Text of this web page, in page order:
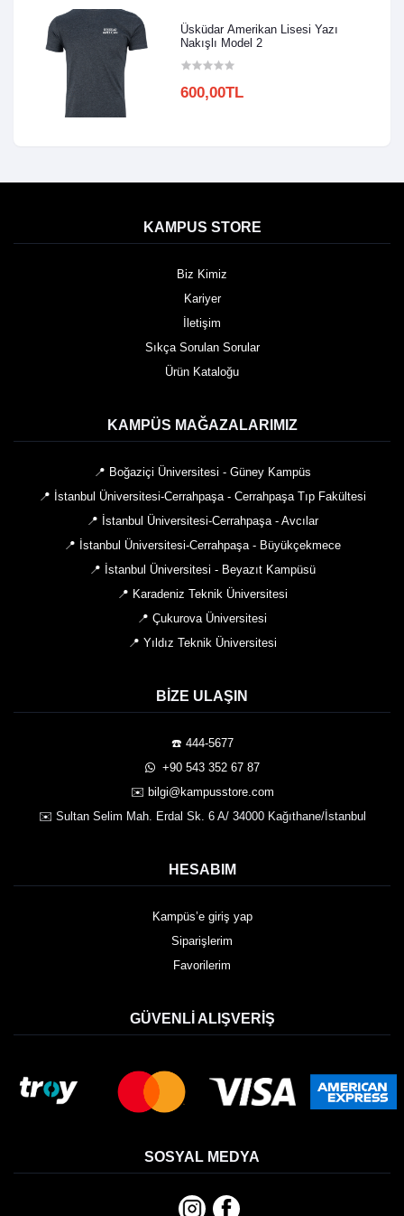
Üsküdar Amerikan Lisesi Yazı
Nakışlı Model 2
600,00TL
KAMPUS STORE
Biz Kimiz
Kariyer
İletişim
Sıkça Sorulan Sorular
Ürün Kataloğu
KAMPÜS MAĞAZALARIMIZ
📍 Boğaziçi Üniversitesi - Güney Kampüs
📍 İstanbul Üniversitesi-Cerrahpaşa - Cerrahpaşa Tıp Fakültesi
📍 İstanbul Üniversitesi-Cerrahpaşa - Avcılar
📍 İstanbul Üniversitesi-Cerrahpaşa - Büyükçekmece
📍 İstanbul Üniversitesi - Beyazıt Kampüsü
📍 Karadeniz Teknik Üniversitesi
📍 Çukurova Üniversitesi
📍 Yıldız Teknik Üniversitesi
BIZE ULAŞIN
☎️ 444-5677
️ +90 543 352 67 87
✉️ bilgi@kampusstore.com
✉️ Sultan Selim Mah. Erdal Sk. 6 A/ 34000 Kağıthane/İstanbul
HESABIM
Kampüs’e giriş yap
Siparişlerim
Favorilerim
GÜVENLI ALIŞVERIŞ
SOSYAL MEDYA